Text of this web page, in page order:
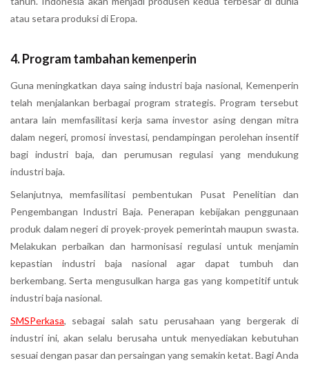
atau setara produksi di Eropa.
4. Program tambahan kemenperin
Guna meningkatkan daya saing industri baja nasional, Kemenperin
telah menjalankan berbagai program strategis. Program tersebut
antara lain memfasilitasi kerja sama investor asing dengan mitra
dalam negeri, promosi investasi, pendampingan perolehan insentif
bagi industri baja, dan perumusan regulasi yang mendukung
industri baja.
Selanjutnya, memfasilitasi pembentukan Pusat Penelitian dan
Pengembangan Industri Baja. Penerapan kebijakan penggunaan
produk dalam negeri di proyek-proyek pemerintah maupun swasta.
Melakukan perbaikan dan harmonisasi regulasi untuk menjamin
kepastian industri baja nasional agar dapat tumbuh dan
berkembang. Serta mengusulkan harga gas yang kompetitif untuk
industri baja nasional.
SMSPerkasa, sebagai salah satu perusahaan yang bergerak di
industri ini, akan selalu berusaha untuk menyediakan kebutuhan
sesuai dengan pasar dan persaingan yang semakin ketat. Bagi Anda